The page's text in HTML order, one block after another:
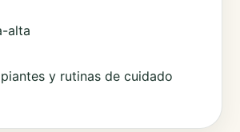
alta
y rutinas de cuidado